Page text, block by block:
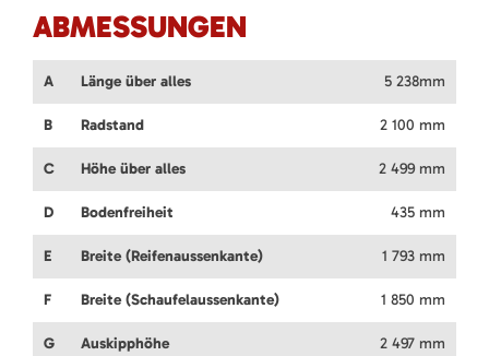
ABMESSUNGEN
A Länge über alles 5 238mm
B Radstand 2 100 mm
C Höhe über alles 2 499 mm
D Bodenfreiheit 435 mm
E Breite (Reifenaussenkante) 1 793 mm
F Breite (Schaufelaussenkante) 1 850 mm
G Auskipphöhe 2 497 mm